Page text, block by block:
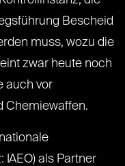
Bescheid
muss, wozu die
zwar heute noch
auch vor
Chemiewaffen.
als Partner